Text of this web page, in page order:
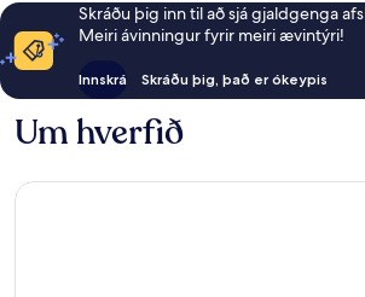
Skráðu þig inn til að sjá gjaldgenga
Meiri ávinningur fyrir meiri ævintýri!
Innskrá Skráðu þig, það er ókeypis
Um hverfið